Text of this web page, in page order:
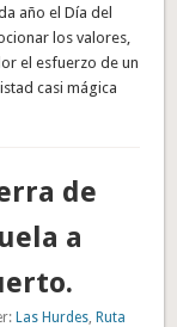
año el Día del
los valores,
el esfuerzo de un
casi mágica
de
a
Las Hurdes, Ruta